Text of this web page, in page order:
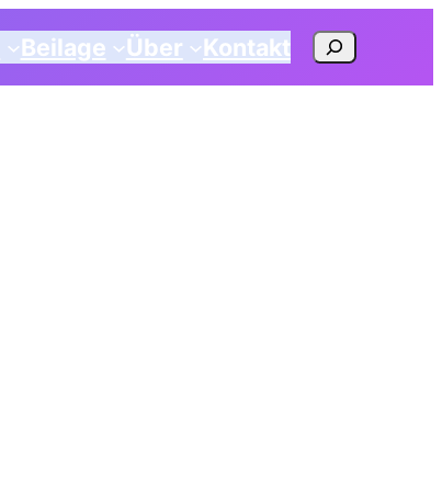
Beilage Über Kontakt Suchen